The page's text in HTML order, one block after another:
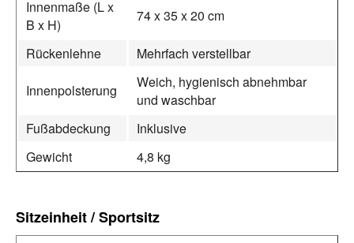
Innenmaße (L x
B x H)
74 x 35 x 20 cm
Rückenlehne Mehrfach verstellbar
Innenpolsterung
Weich, hygienisch abnehmbar
und waschbar
Fußabdeckung
Inklusive
Gewicht
4,8 kg
Sitzeinheit / Sportsitz